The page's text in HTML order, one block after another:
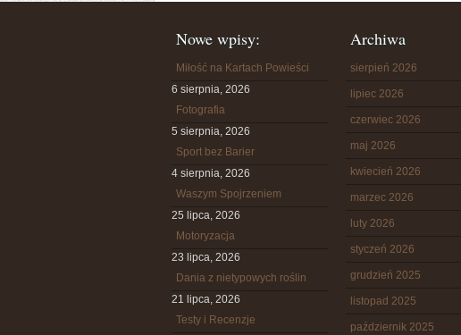
Nowe wpisy:
Miłość na Kartach Powieści
6 sierpnia, 2026
Fotografia
5 sierpnia, 2026
Sport bez Barier
4 sierpnia, 2026
Waszym Spojrzeniem
25 lipca, 2026
Motoryzacja
23 lipca, 2026
Dania z nietypowych roślin
21 lipca, 2026
Testy i Recenzje
Archiwa
sierpień 2026
lipiec 2026
czerwiec 2026
maj 2026
kwiecień 2026
marzec 2026
luty 2026
styczeń 2026
grudzień 2025
listopad 2025
październik 2025